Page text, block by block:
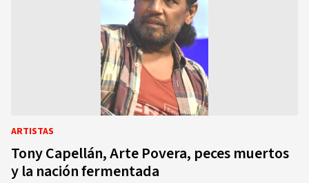
ARTISTAS
Tony Capellán, Arte Povera, peces muertos
y la nación fermentada